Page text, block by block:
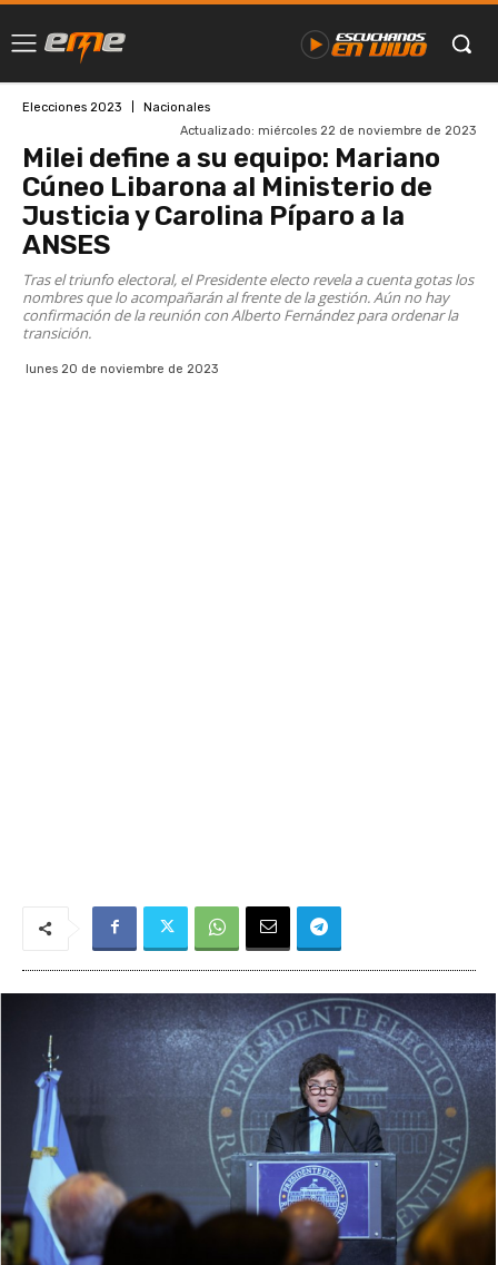
Elecciones 2023
Nacionales
Actualizado: miércoles 22 de noviembre de 2023
Milei define a su equipo: Mariano
Cúneo Libarona al Ministerio de
Justicia y Carolina Píparo a la
ANSES
Tras el triunfo electoral, el Presidente electo revela a cuenta gotas los
nombres que lo acompañarán al frente de la gestión. Aún no hay
confirmación de la reunión con Alberto Fernández para ordenar la
transición.
lunes 20 de noviembre de 2023